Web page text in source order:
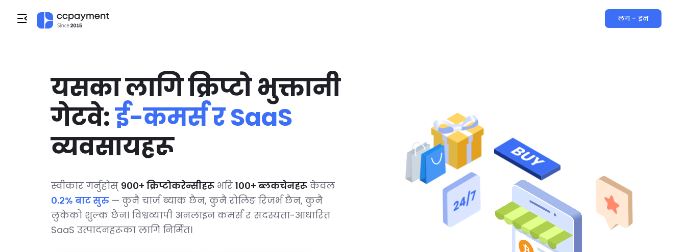
लग - इन
यसका लागि क्रिप्टो भुक्तानी
गेटवे:ई-कमर्स र SaaS
व्यवसायहरू
स्वीकार गर्नुहोस् ९००+ क्रिप्टोकरेन्सीहरू भरि १००+ ब्लकचेनहरू केवल
०.२% बाट सुरु — कुनै चार्ज ब्याक छैन, कुनै रोलिङ रिजर्भ छैन, कुनै
लुकेको शुल्क छैन। विश्वव्यापी अनलाइन कमर्स र सदस्यता-आधारित
SaaS उत्पादनहरूका लागि निर्मित।